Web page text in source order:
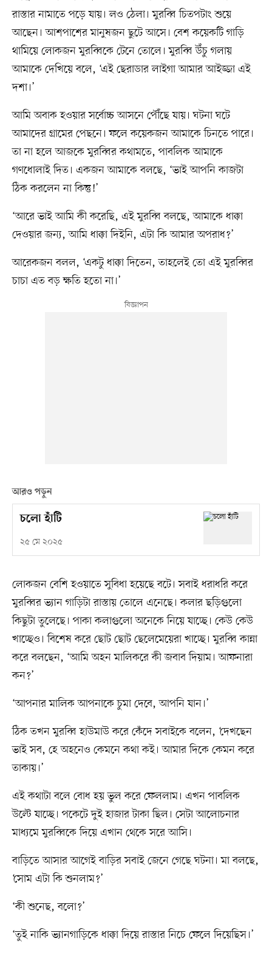
রাস্তার নামাতে পড়ে যায়। লও ঠেলা। মুরব্বি চিতপটাং শুয়ে
আছেন। আশপাশের মানুষজন ছুটে আসে। বেশ কয়েকটি গাড়ি
থামিয়ে লোকজন মুরব্বিকে টেনে তোলে। মুরব্বি উঁচু গলায়
আমাকে দেখিয়ে বলে, ‘এই ছেরাডার লাইগা আমার আইজ্জা এই
দশা।’
আমি অবাক হওয়ার সর্বোচ্চ আসনে পৌঁছে যায়। ঘটনা ঘটে
আমাদের গ্রামের পেছনে। ফলে কয়েকজন আমাকে চিনতে পারে।
তা না হলে আজকে মুরব্বির কথামতে, পাবলিক আমাকে
গণধোলাই দিত। একজন আমাকে বলছে, ‘ভাই আপনি কাজটা
ঠিক করলেন না কিন্তু!’
‘আরে ভাই আমি কী করেছি, এই মুরব্বি বলছে, আমাকে ধাক্কা
দেওয়ার জন্য, আমি ধাক্কা দিইনি, এটা কি আমার অপরাধ?’
আরেকজন বলল, ‘একটু ধাক্কা দিতেন, তাহলেই তো এই মুরব্বির
চাচা এত বড় ক্ষতি হতো না।’
আরও পড়ুন
চলো হাঁটি
২৫ মে ২০২৫
লোকজন বেশি হওয়াতে সুবিধা হয়েছে বটে। সবাই ধরাধরি করে
মুরব্বির ভ্যান গাড়িটা রাস্তায় তোলে এনেছে। কলার ছড়িগুলো
কিছুটা তুলেছে। পাকা কলাগুলো অনেকে নিয়ে যাচ্ছে। কেউ কেউ
খাচ্ছেও। বিশেষ করে ছোট ছোট ছেলেমেয়েরা খাচ্ছে। মুরব্বি কান্না
করে বলছেন, ‘আমি অহন মালিকরে কী জবাব দিয়াম। আফনারা
কন?’
‘আপনার মালিক আপনাকে চুমা দেবে, আপনি যান।’
ঠিক তখন মুরব্বি হাউমাউ করে কেঁদে সবাইকে বলেন, ‘দেখছেন
ভাই সব, হে অহনেও কেমনে কথা কই। আমার দিকে কেমন করে
তাকায়।’
এই কথাটা বলে বোধ হয় ভুল করে ফেললাম। এখন পাবলিক
উল্টে যাচ্ছে। পকেটে দুই হাজার টাকা ছিল। সেটা আলোচনার
মাধ্যমে মুরব্বিকে দিয়ে এখান থেকে সরে আসি।
বাড়িতে আসার আগেই বাড়ির সবাই জেনে গেছে ঘটনা। মা বলছে,
‘সোম এটা কি শুনলাম?’
‘কী শুনেছ, বলো?’
‘তুই নাকি ভ্যানগাড়িকে ধাক্কা দিয়ে রাস্তার নিচে ফেলে দিয়েছিস।’